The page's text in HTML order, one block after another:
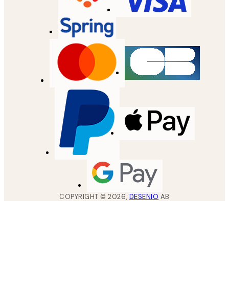
COPYRIGHT ©2026, DESENIO AB